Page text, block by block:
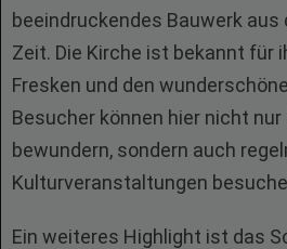
beeindruckendes Bauwerk
Zeit. Die Kirche ist bekannt für
Fresken und den
Besucher können hier nicht
bewundern, sondern auch
Kulturveranstaltungen
Ein weiteres Highlight ist das